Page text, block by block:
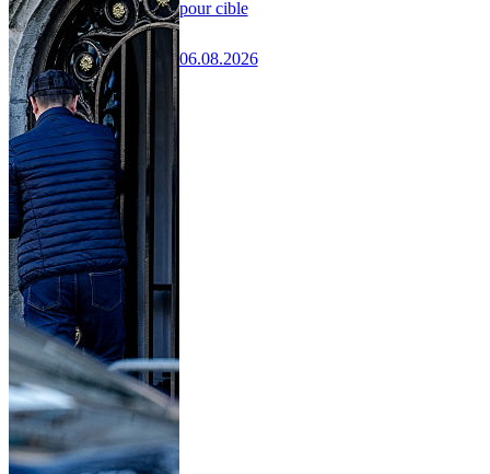
pour cible
06.08.2026